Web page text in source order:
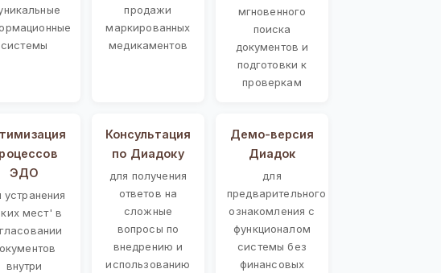
системы
продажи
маркированных
медикаментов
мгновенного
поиска
документов и
подготовки к
проверкам
ЭДО
устранения
мест' в
внутри
Консультация
по Диадоку
для получения
ответов на
сложные
вопросы по
внедрению и
использованию
Демо-версия
Диадок
для
предварительного
ознакомления с
функционалом
системы без
финансовых